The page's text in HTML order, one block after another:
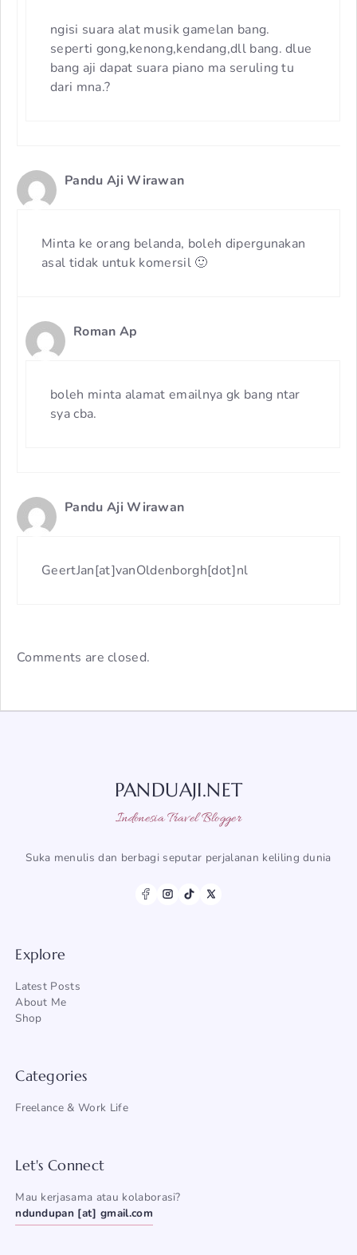
ngisi suara alat musik gamelan bang.
seperti gong,kenong,kendang,dll bang. dlue
bang aji dapat suara piano ma seruling tu
dari mna.?
Pandu Aji Wirawan
Minta ke orang belanda, boleh dipergunakan
asal tidak untuk komersil 🙂
Roman Ap
boleh minta alamat emailnya gk bang ntar
sya cba.
Pandu Aji Wirawan
GeertJan[at]vanOldenborgh[dot]nl
Comments are closed.
PANDUAJI.NET
Indonesia Travel Blogger
Suka menulis dan berbagi seputar perjalanan keliling dunia
Explore
Latest Posts
About Me
Shop
Categories
Freelance & Work Life
Let's Connect
Mau kerjasama atau kolaborasi?
ndundupan [at] gmail.com